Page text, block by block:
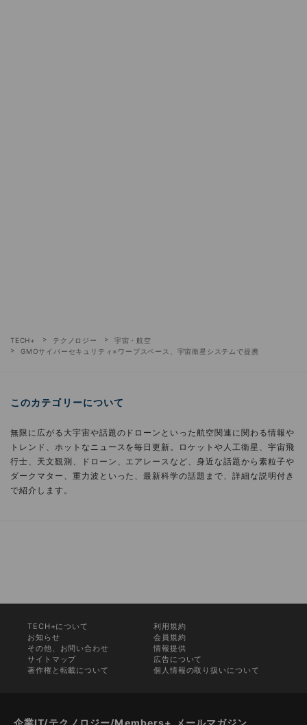
TECH+ テクノロジー
宇宙・航空
GMOサイバーセキュリティ×ワープスペース、宇宙衛星システムで提携
このカテゴリーについて
無限に広がる大宇宙や話題のドローンといった航空関連に関わる情報や
トレンド、ホットなニュースを毎日更新。ロケットや人工衛星、宇宙飛
行士、天文観測、ドローン、エアレースなど、身近な話題から素粒子や
ダークマター、重力波といった、最新科学の話題まで、詳細な説明付き
で紹介します。
TECH+について
利用規約
お知らせ
会員規約
その他、お問い合わせ
情報提供
サイトマップ
広告について
著作権と転載について
個人情報の取り扱いについて